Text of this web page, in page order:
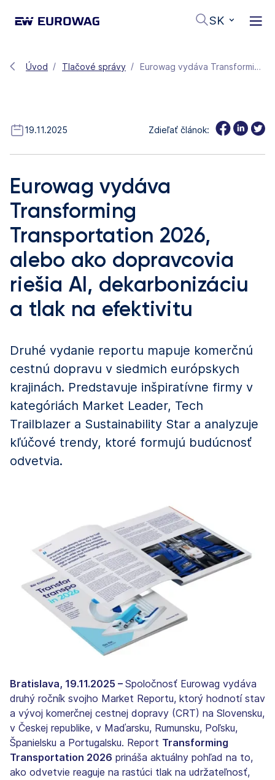
SK
Úvod Tlačové správy Eurowag vydáva Transforming Transportation 2026, alebo ako dopravcovia riešia AI, dekarbonizáciu a tlak na efektivitu
19.11.2025 Zdieľať článok:
Eurowag vydáva
Transforming
Transportation 2026,
alebo ako dopravcovia
riešia AI, dekarbonizáciu
a tlak na efektivitu
Druhé vydanie reportu mapuje komerčnú
cestnú dopravu v siedmich európskych
krajinách. Predstavuje inšpiratívne firmy v
kategóriách Market Leader, Tech
Trailblazer a Sustainability Star a analyzuje
kľúčové trendy, ktoré formujú budúcnosť
odvetvia.
Bratislava, 19.11.2025 – Spoločnosť Eurowag vydáva
druhý ročník svojho Market Reportu, ktorý hodnotí stav
a vývoj komerčnej cestnej dopravy (CRT) na Slovensku,
v Českej republike, v Maďarsku, Rumunsku, Poľsku,
Španielsku a Portugalsku. Report Transforming
Transportation 2026 prináša aktuálny pohľad na to,
ako odvetvie reaguje na rastúci tlak na udržateľnosť,